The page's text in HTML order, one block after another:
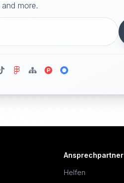
more.
Ansprechpartner
Helfen